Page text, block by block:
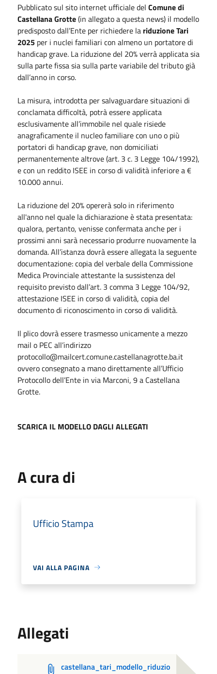
Pubblicato sul sito internet ufficiale del Comune di
Castellana Grotte(in allegato a questa news) il modello
predisposto dall’Ente per richiedere la riduzione Tari
2025 per i nuclei familiari con almeno un portatore di
handicap grave. La riduzione del 20% verrà applicata sia
sulla parte fissa sia sulla parte variabile del tributo già
dall’anno in corso.
La misura, introdotta per salvaguardare situazioni di
conclamata difficoltà, potrà essere applicata
esclusivamente all’immobile nel quale risiede
anagraficamente il nucleo familiare con uno o più
portatori di handicap grave, non domiciliati
permanentemente altrove (art. 3 c. 3 Legge 104/1992),
e con un reddito ISEE in corso di validità inferiore a €
10.000 annui.
La riduzione del 20% opererà solo in riferimento
all'anno nel quale la dichiarazione è stata presentata:
qualora, pertanto, venisse confermata anche per i
prossimi anni sarà necessario produrre nuovamente la
domanda. All’istanza dovrà essere allegata la seguente
documentazione: copia del verbale della Commissione
Medica Provinciale attestante la sussistenza del
requisito previsto dall’art. 3 comma 3 Legge 104/92,
attestazione ISEE in corso di validità, copia del
documento di riconoscimento in corso di validità.
Il plico dovrà essere trasmesso unicamente a mezzo
mail o PEC all’indirizzo
protocollo@mailcert.comune.castellanagrotte.ba.it
ovvero consegnato a mano direttamente all’Ufficio
Protocollo dell’Ente in via Marconi, 9 a Castellana
Grotte.
SCARICA IL MODELLO DAGLI ALLEGATI
A cura di
Ufficio Stampa
VAI ALLA PAGINA
Allegati
castellana_tari_modello_riduzio